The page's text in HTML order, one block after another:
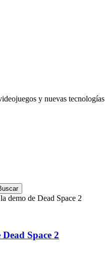
y nuevas tecnologías
demo de Dead Space 2
Space 2